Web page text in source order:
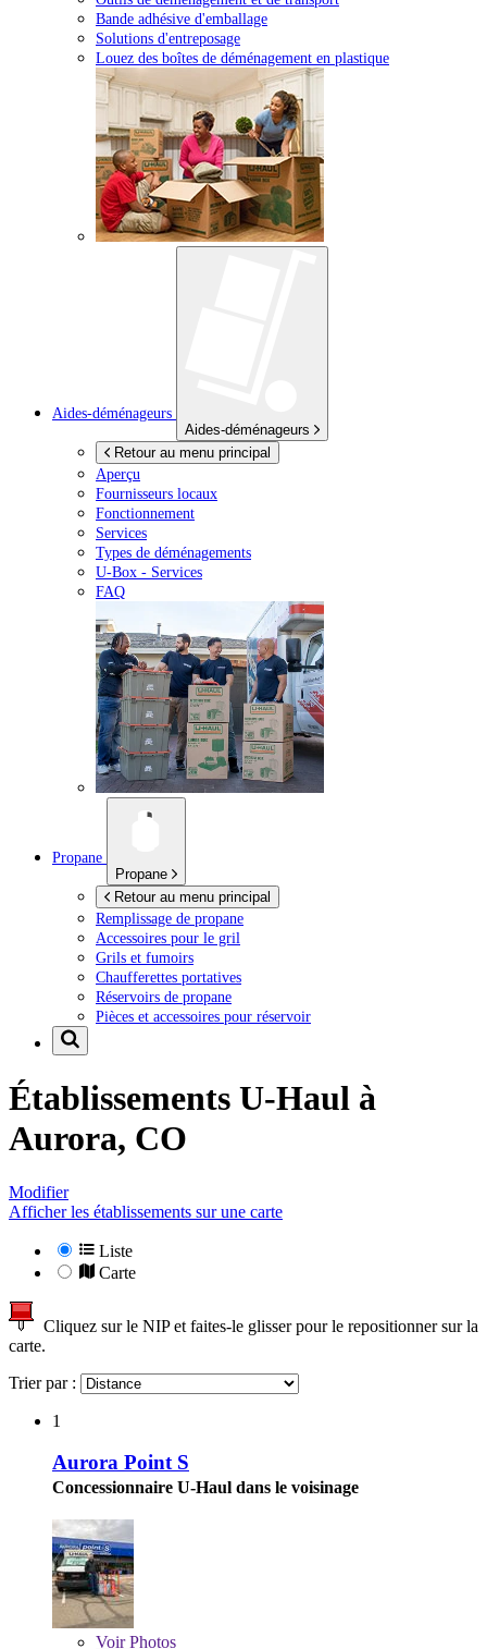
Bande adhésive d'emballage
Solutions d'entreposage
Louez des boîtes de déménagement en plastique
Aides-déménageurs
Aides-déménageurs
Retour au menu principal
Aperçu
Fournisseurs locaux
Fonctionnement
Services
Types de déménagements
U-Box - Services
FAQ
Propane
Propane
Retour au menu principal
Remplissage de propane
Accessoires pour le gril
Grils et fumoirs
Chaufferettes portatives
Réservoirs de propane
Pièces et accessoires pour réservoir
Établissements U-Haul à
Aurora, CO
Modifier
Afficher les établissements sur une carte
Liste
Carte
Cliquez sur le NIP et faites-le glisser pour le repositionner sur la
carte.
Trier par :
1
Aurora Point S
Concessionnaire U-Haul dans le voisinage
VoirPhotos